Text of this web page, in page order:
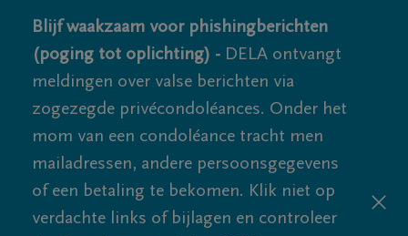
Blijf waakzaam voor phishingberichten
(poging tot oplichting) - DELA ontvangt
meldingen over valse berichten via
zogezegde privécondoléances. Onder het
mom van een condoléance tracht men
mailadressen, andere persoonsgegevens
of een betaling te bekomen. Klik niet op
verdachte links of bijlagen en controleer